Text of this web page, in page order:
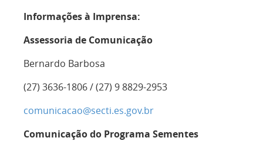
Informações à Imprensa:
Assessoria de Comunicação
Bernardo Barbosa
(27) 3636-1806 / (27) 9 8829-2953
comunicacao@secti.es.gov.br
Comunicação do Programa Sementes